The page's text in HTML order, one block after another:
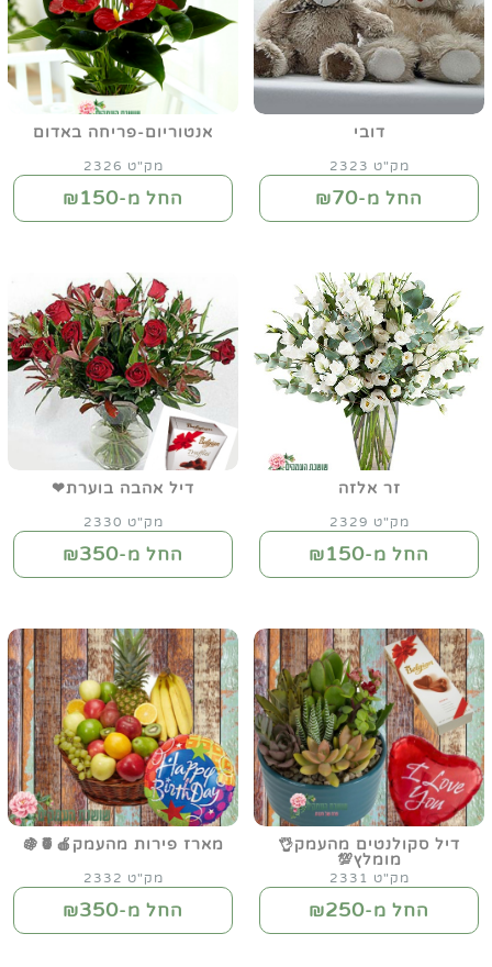
דובי
מק"ט 2323
החל מ-₪70
אנטוריום-פריחה באדום
מק"ט 2326
החל מ-₪150
זר אלזה
מק"ט 2329
החל מ-₪150
דיל אהבה בוערת❤
מק"ט 2330
החל מ-₪350
דיל סקולנטים מהעמק👌
מומלץ💯
מק"ט 2331
החל מ-₪250
מארז פירות מהעמק🍎🍍🍇
מק"ט 2332
החל מ-₪350